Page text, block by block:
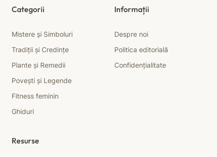
Categorii
Mistere și Simboluri
Tradiții și Credințe
Plante și Remedii
Povești și Legende
Fitness feminin
Ghiduri
Informații
Despre noi
Politica editorială
Confidențialitate
Resurse